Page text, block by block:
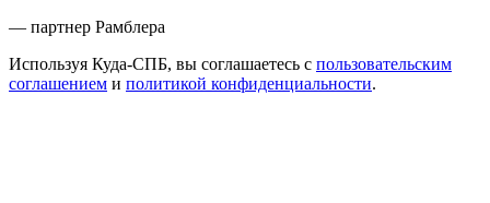
— партнер Рамблера
Используя Куда-СПБ, вы соглашаетесь с пользовательским
соглашением и политикой конфиденциальности.